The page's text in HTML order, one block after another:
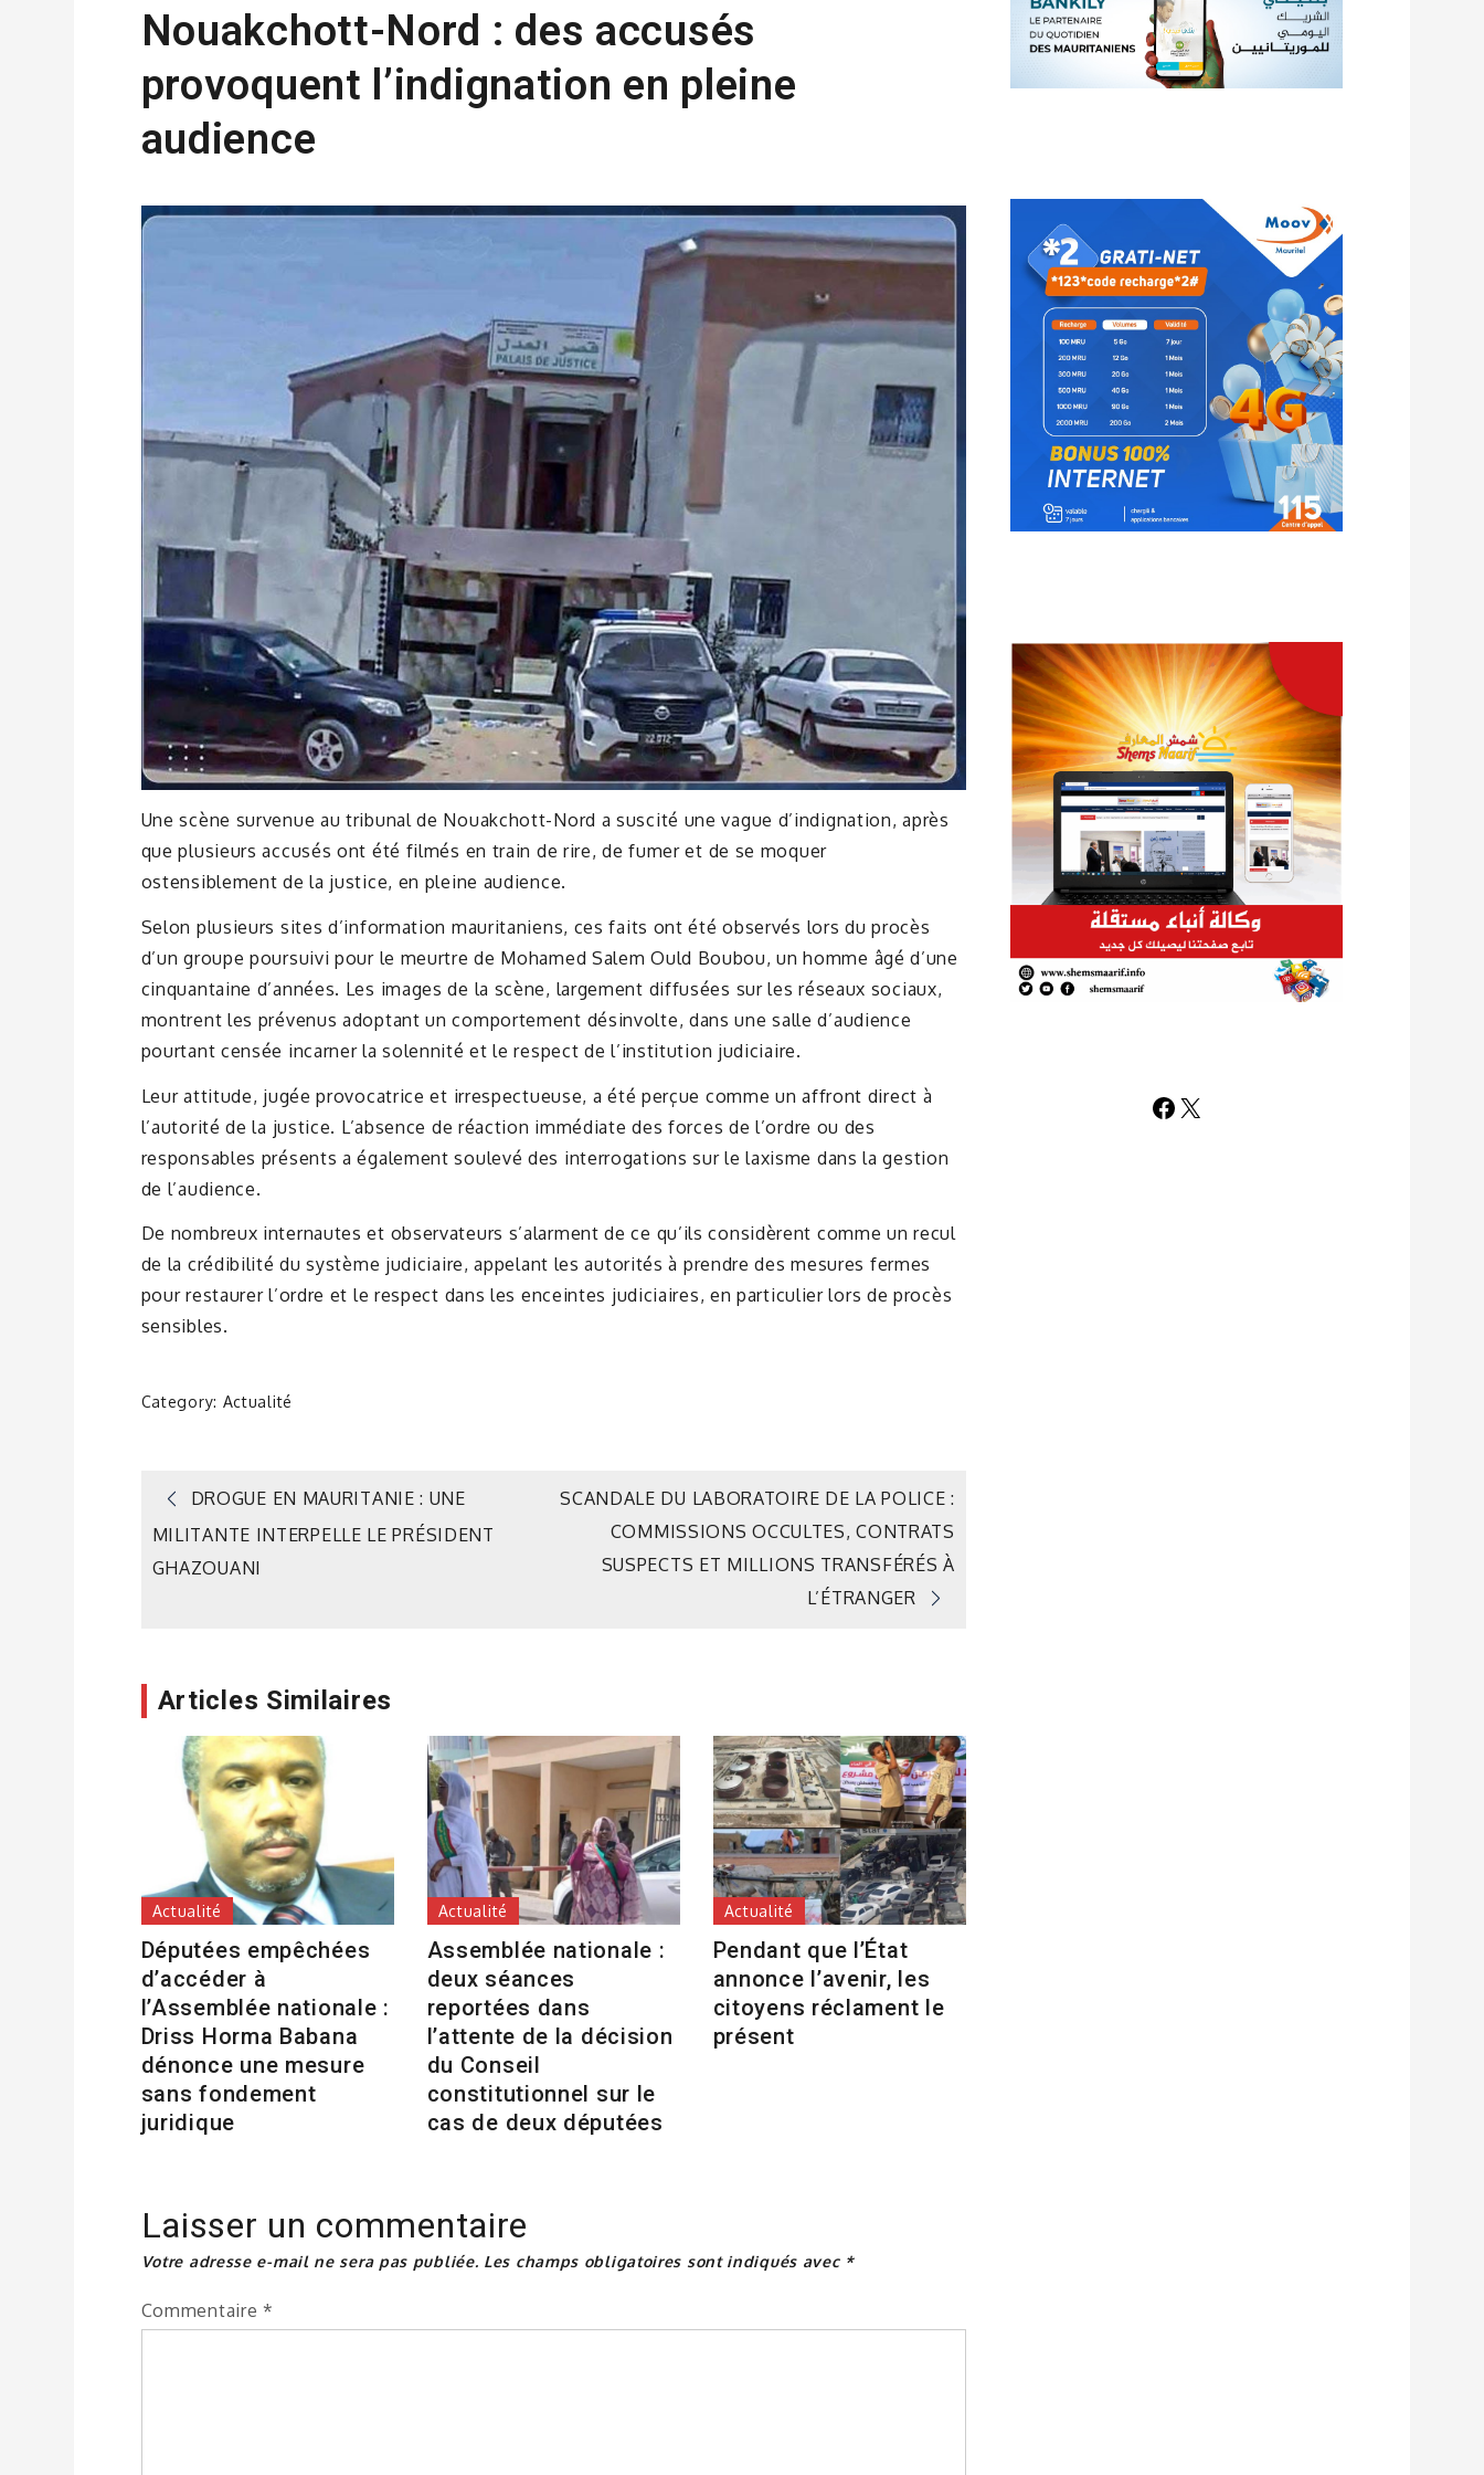
Nouakchott-Nord : des accusés
provoquent l’indignation en pleine
audience
Une scène survenue au tribunal de Nouakchott-Nord a suscité une vague d’indignation, après
que plusieurs accusés ont été filmés en train de rire, de fumer et de se moquer
ostensiblement de la justice, en pleine audience.
Selon plusieurs sites d’information mauritaniens, ces faits ont été observés lors du procès
d’un groupe poursuivi pour le meurtre de Mohamed Salem Ould Boubou, un homme âgé d’une
cinquantaine d’années. Les images de la scène, largement diffusées sur les réseaux sociaux,
montrent les prévenus adoptant un comportement désinvolte, dans une salle d’audience
pourtant censée incarner la solennité et le respect de l’institution judiciaire.
Leur attitude, jugée provocatrice et irrespectueuse, a été perçue comme un affront direct à
l’autorité de la justice. L’absence de réaction immédiate des forces de l’ordre ou des
responsables présents a également soulevé des interrogations sur le laxisme dans la gestion
de l’audience.
De nombreux internautes et observateurs s’alarment de ce qu’ils considèrent comme un recul
de la crédibilité du système judiciaire, appelant les autorités à prendre des mesures fermes
pour restaurer l’ordre et le respect dans les enceintes judiciaires, en particulier lors de procès
sensibles.
Category: Actualité
Navigation
de
DROGUE EN MAURITANIE : UNE
MILITANTE INTERPELLE LE PRÉSIDENT
GHAZOUANI
SCANDALE DU LABORATOIRE DE LA POLICE :
COMMISSIONS OCCULTES, CONTRATS
SUSPECTS ET MILLIONS TRANSFÉRÉS À
L’ÉTRANGER
Articles Similaires
Actualité
Députées empêchées
d’accéder à
l’Assemblée nationale :
Driss Horma Babana
dénonce une mesure
sans fondement
juridique
Actualité
Assemblée nationale :
deux séances
reportées dans
l’attente de la décision
du Conseil
constitutionnel sur le
cas de deux députées
Actualité
Pendant que l’État
annonce l’avenir, les
citoyens réclament le
présent
Laisser un commentaire
Votre adresse e-mail ne sera pas publiée. Les champs obligatoires sont indiqués avec *
Commentaire *
Facebook
X